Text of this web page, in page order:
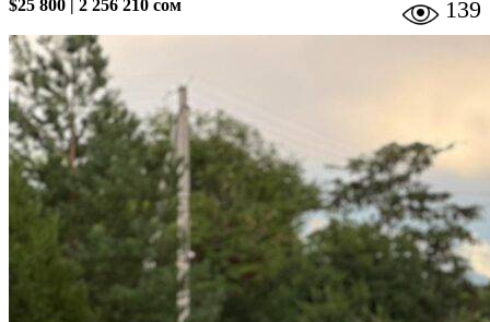
$25 800 | 2 256 210 сом 139